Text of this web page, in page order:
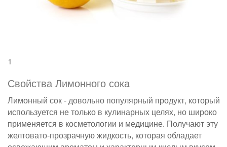
1
Свойства Лимонного сока
Лимонный сок - довольно популярный продукт, который
используется не только в кулинарных целях, но широко
применяется в косметологии и медицине. Получают эту
желтовато-прозрачную жидкость, которая обладает